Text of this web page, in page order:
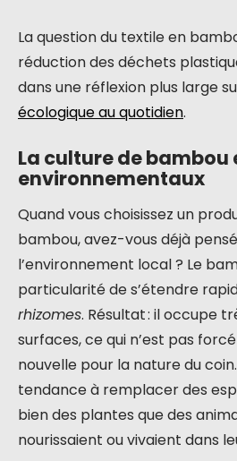
La question du textile en
réduction des déchets
dans une réflexion plus large
écologique au quotidien.
La culture de bambou
environnementaux
Quand vous choisissez un
bambou, avez-vous déjà
l’environnement local ? Le
particularité de s’étendre
rhizomes. Résultat : il occupe
surfaces, ce qui n’est pas
nouvelle pour la nature du coin.
tendance à remplacer des
bien des plantes que des
nourissaient ou vivaient dans